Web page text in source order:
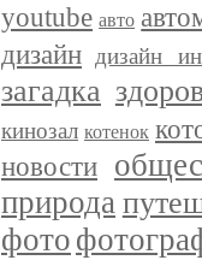
youtube авто
дизайн дизайн
загадка
кинозал котенок
новости
природа
фото